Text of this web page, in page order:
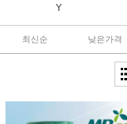
Y
최신순 낮은가격